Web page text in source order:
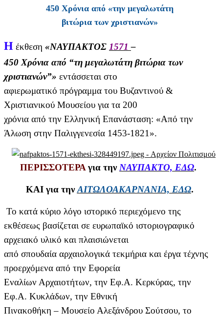
450 Χρόνια από «την μεγαλωτάτη
βιτώρια των χριστιανών»
Η έκθεση «ΝΑΥΠΑΚΤΟΣ 1571–
450 Χρόνια από “τη μεγαλωτάτη βιτώρια των
χριστιανών”» εντάσσεται στο
αφιερωματικό πρόγραμμα του Βυζαντινού &
Χριστιανικού Μουσείου για τα 200
χρόνια από την Ελληνική Επανάσταση: «Από την
Άλωση στην Παλιγγενεσία 1453-1821».
ΠΕΡΙΣΣΟΤΕΡΑ για την ΝΑΥΠΑΚΤΟ, ΕΔΩ.
ΚΑΙ για τηνΑΙΤΩΛΟΑΚΑΡΝΑΝΙΑ, ΕΔΩ.
Το κατά κύριο λόγο ιστορικό περιεχόμενο της
εκθέσεως βασίζεται σε ευρωπαϊκό ιστοριογραφικό
αρχειακό υλικό και πλαισιώνεται
από σπουδαία αρχαιολογικά τεκμήρια και έργα τέχνης
προερχόμενα από την Εφορεία
Εναλίων Αρχαιοτήτων, την Εφ.Α. Κερκύρας, την
Εφ.Α. Κυκλάδων, την Εθνική
Πινακοθήκη – Μουσείο Αλεξάνδρου Σούτσου, το